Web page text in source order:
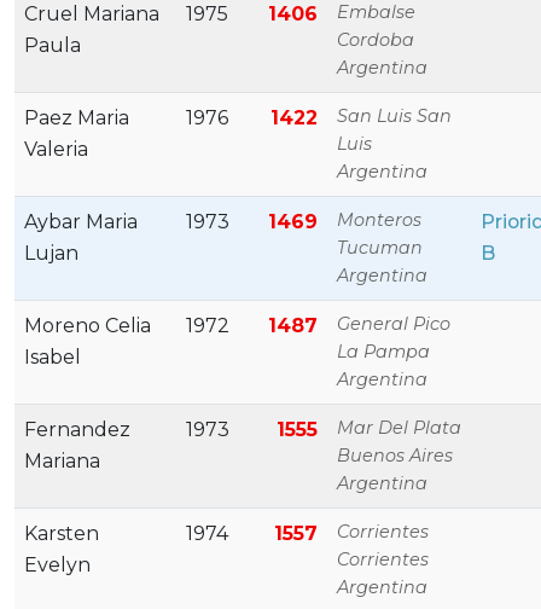
Cruel Mariana
Paula
1975 1406
Embalse
Cordoba
Argentina
Paez Maria
Valeria
1976 1422
San Luis San
Luis
Argentina
Aybar Maria
Lujan
1973 1469
Monteros
Tucuman
Argentina
B
Moreno Celia
Isabel
1972 1487
General Pico
La Pampa
Argentina
Fernandez
Mariana
1973 1555
Mar Del Plata
Buenos Aires
Argentina
Karsten
Evelyn
1974 1557
Corrientes
Corrientes
Argentina